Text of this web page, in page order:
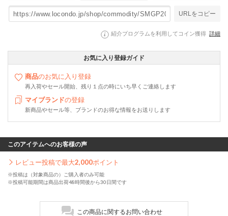
URLをコピー
紹介プログラムを利用してコイン獲得 詳細
お気に入り登録ガイド
商品のお気に入り登録
再入荷やセール開始、残り１点の時にいち早くご連絡します
マイブランドの登録
新商品やセール等、ブランドのお得な情報をお送りします
このアイテムへのお客様の声
レビュー投稿で最大2,000ポイント
※投稿は（対象商品の）ご購入者のみ可能
※投稿可能期間は商品出荷48時間後から30日間です
この商品に関するお問い合わせ